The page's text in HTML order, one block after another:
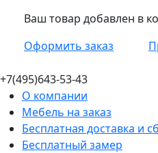
Ваш товар добавлен в
Оформить заказ
+7(495)643-53-43
О компании
Мебель на заказ
Бесплатная доставка и
Бесплатный замер